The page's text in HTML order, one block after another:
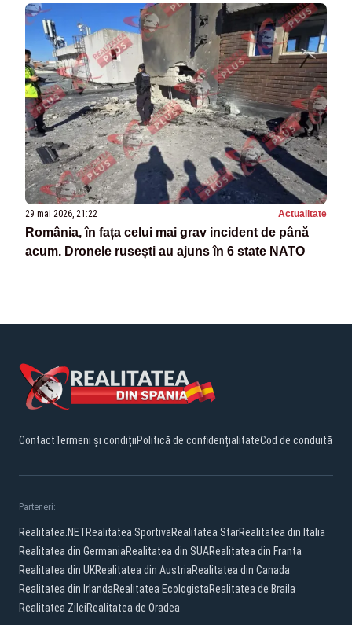
29 mai 2026, 21:22 Actualitate
România, în fața celui mai grav incident de până
acum. Dronele rusești au ajuns în 6 state NATO
ContactTermeni și condițiiPolitică de confidențialitateCod de conduită
Parteneri:
Realitatea.NETRealitatea SportivaRealitatea StarRealitatea din Italia
Realitatea din GermaniaRealitatea din SUARealitatea din Franta
Realitatea din UKRealitatea din AustriaRealitatea din Canada
Realitatea din IrlandaRealitatea EcologistaRealitatea de Braila
Realitatea ZileiRealitatea de Oradea